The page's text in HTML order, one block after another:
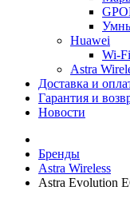
Huawei
Wi-
Astra
Доставка и
Гарантия и
Новости
Бренды
Astra Wireless
Astra Evolution